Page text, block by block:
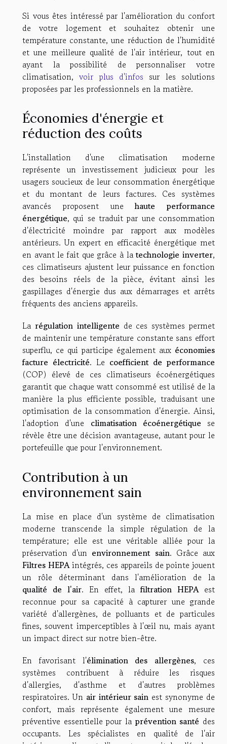
Si vous êtes intéressé par l'amélioration du confort
de votre logement et souhaitez obtenir une
température constante, une réduction de l'humidité
et une meilleure qualité de l'air intérieur, tout en
ayant la possibilité de personnaliser votre
climatisation,voir plus d'infos sur les solutions
proposées par les professionnels en la matière.
Économies d'énergie et
réduction des coûts
L'installation d'une climatisation moderne
représente un investissement judicieux pour les
usagers soucieux de leur consommation énergétique
et du montant de leurs factures. Ces systèmes
avancés proposent unehaute performance
énergétique, qui se traduit par une consommation
d'électricité moindre par rapport aux modèles
antérieurs. Un expert en efficacité énergétique met
en avant le fait que grâce à latechnologie inverter,
ces climatiseurs ajustent leur puissance en fonction
des besoins réels de la pièce, évitant ainsi les
gaspillages d'énergie dus aux démarrages et arrêts
fréquents des anciens appareils.
La régulation intelligente de ces systèmes permet
de maintenir une température constante sans effort
superflu, ce qui participe également aux économies
facture électricité. Le coefficient de performance
(COP) élevé de ces climatiseurs écoénergétiques
garantit que chaque watt consommé est utilisé de la
manière la plus efficiente possible, traduisant une
optimisation de la consommation d'énergie. Ainsi,
l'adoption d'une climatisation écoénergétique se
révèle être une décision avantageuse, autant pour le
portefeuille que pour l'environnement.
Contribution à un
environnement sain
La mise en place d'un système de climatisation
moderne transcende la simple régulation de la
température; elle est une véritable alliée pour la
préservation d'un environnement sain. Grâce aux
Filtres HEPAintégrés, ces appareils de pointe jouent
un rôle déterminant dans l'amélioration de la
qualité de l'air. En effet, lafiltration HEPAest
reconnue pour sa capacité à capturer une grande
variété d'allergènes, de polluants et de particules
fines, souvent imperceptibles à l'œil nu, mais ayant
un impact direct sur notre bien-être.
En favorisant l'élimination des allergènes, ces
systèmes contribuent à réduire les risques
d'allergies, d'asthme et d'autres problèmes
respiratoires. Un air intérieur sain est synonyme de
confort, mais représente également une mesure
préventive essentielle pour la prévention santé des
occupants. Les spécialistes en qualité de l'air